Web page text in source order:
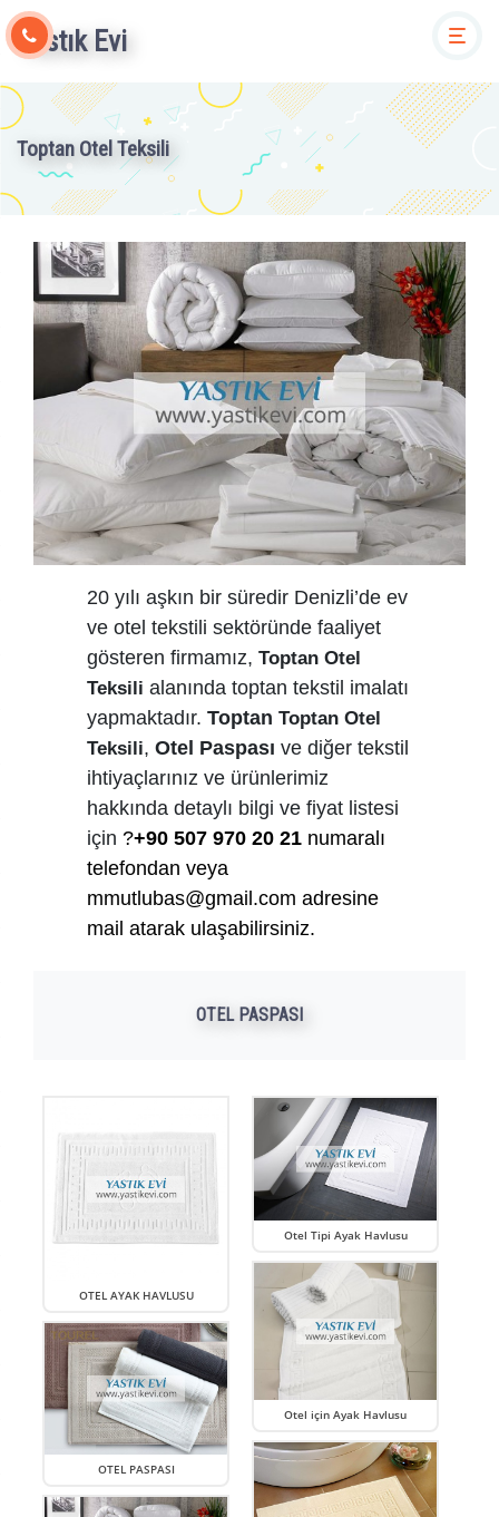
Yastık Evi
Toptan Otel Teksili
20 yılı aşkın bir süredir Denizli’de ev
ve otel tekstili sektöründe faaliyet
gösteren firmamız, Toptan Otel
Teksili alanında toptan tekstil imalatı
yapmaktadır. Toptan Toptan Otel
Teksili, Otel Paspası ve diğer tekstil
ihtiyaçlarınız ve ürünlerimiz
hakkında detaylı bilgi ve fiyat listesi
için ?+90 507 970 20 21 numaralı
telefondan veya
mmutlubas@gmail.com adresine
mail atarak ulaşabilirsiniz.
OTEL PASPASI
OTEL AYAK HAVLUSU
OTEL PASPASI
Otel Tipi Ayak Havlusu
Otel için Ayak Havlusu